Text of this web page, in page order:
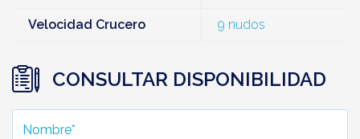
Velocidad Crucero 9 nudos
CONSULTAR DISPONIBILIDAD